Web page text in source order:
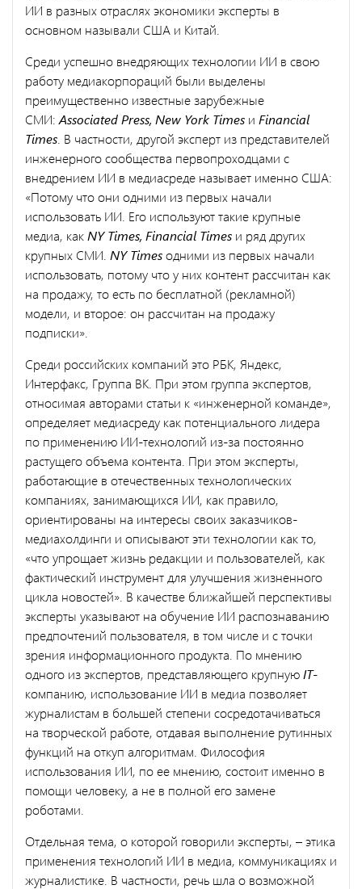
ИИ в разных отраслях экономики эксперты в
основном называли США и Китай.
Среди успешно внедряющих технологии ИИ в свою
работу медиакорпораций были выделены
преимущественно известные зарубежные
СМИ: Associated Press, New York Times и Financial
Times . В частности, другой эксперт из представителей
инженерного сообщества первопроходцами с
внедрением ИИ в медиасреде называет именно США:
«Потому что они одними из первых начали
использовать ИИ. Его используют такие крупные
медиа, какNY Times, Financial Times и ряд других
крупных СМИ. NY Timesодними из первых начали
использовать, потому что у них контент рассчитан как
на продажу, то есть по бесплатной (рекламной)
модели, и второе: он рассчитан на продажу
подписки».
Среди российских компаний это РБК, Яндекс,
Интерфакс, Группа ВК. При этом группа экспертов,
относимая авторами статьи к «инженерной команде»,
определяет медиасреду как потенциального лидера
по применению ИИ-технологий из-за постоянно
растущего объема контента. При этом эксперты,
работающие в отечественных технологических
компаниях, занимающихся ИИ, как правило,
ориентированы на интересы своих заказчиков-
медиахолдинги и описывают эти технологии как то,
«что упрощает жизнь редакции и пользователей, как
фактический инструмент для улучшения жизненного
цикла новостей». В качестве ближайшей перспективы
эксперты указывают на обучение ИИ распознаванию
предпочтений пользователя, в том числе и с точки
зрения информационного продукта. По мнению
одного из экспертов, представляющего крупнуюIT-
компанию, использование ИИ в медиа позволяет
журналистам в большей степени сосредотачиваться
на творческой работе, отдавая выполнение рутинных
функций на откуп алгоритмам. Философия
использования ИИ, по ее мнению, состоит именно в
помощи человеку, а не в полной его замене
роботами.
Отдельная тема, о которой говорили эксперты, – этика
применения технологий ИИ в медиа, коммуникациях и
журналистике. В частности, речь шла о возможной